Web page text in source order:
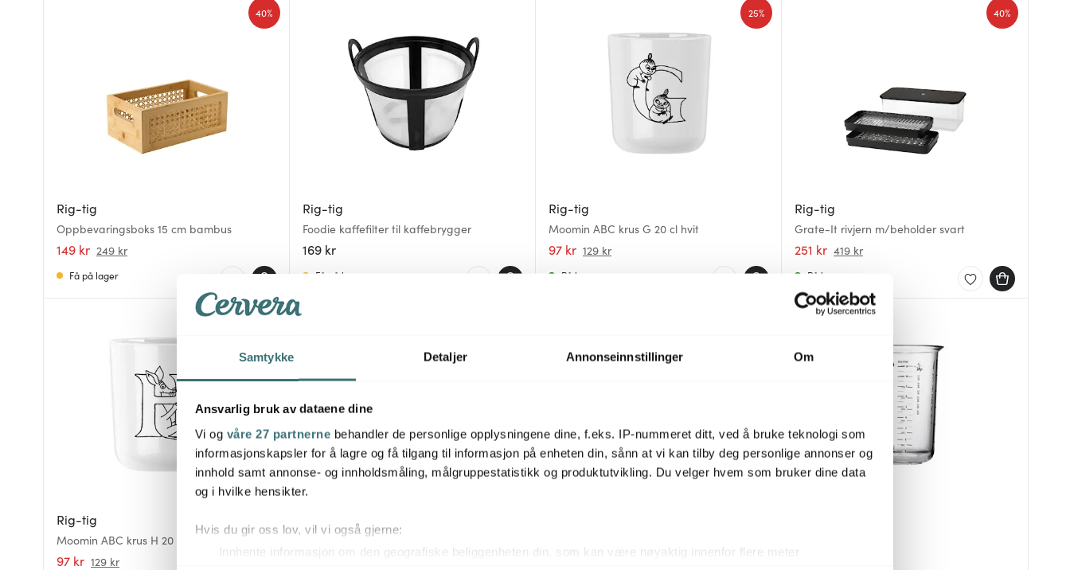
Samtykke Detaljer Annonseinnstillinger Om
Ansvarlig bruk av dataene dine
Vi og våre 27 partnerne behandler de personlige opplysningene dine, f.eks. IP-nummeret ditt, ved å bruke teknologi som
informasjonskapsler for å lagre og få tilgang til informasjon på enheten din, sånn at vi kan tilby deg personlige annonser og
innhold samt annonse- og innholdsmåling, målgruppestatistikk og produktutvikling. Du velger hvem som bruker dine data
og i hvilke hensikter.
Hvis du gir oss lov, vil vi også gjerne:
Innhente informasjon om den geografiske beliggenheten din, som kan være nøyaktig innenfor flere meter
Rig-tig
Oppbevaringsboks 15 cm bambus
149 kr 249 kr
40%
Få på lager
Rig-tig
Foodie kaffefilter til kaffebrygger
169 kr
Få på lager
Rig-tig
Moomin ABC krus G 20 cl hvit
97 kr 129 kr
25%
På lager
Rig-tig
Grate-It rivjern m/beholder svart
251 kr 419 kr
40%
På lager
Rig-tig
Moomin ABC krus H 20 cl hvit
97 kr 129 kr
Moomin ABC drikke lokk til krus salmon